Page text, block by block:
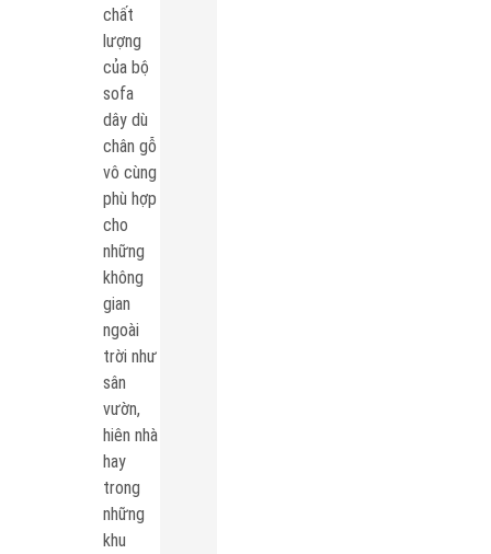
chất
lượng
của bộ
sofa
dây dù
chân gỗ
vô cùng
phù hợp
cho
những
không
gian
ngoài
trời như
sân
vườn,
hiên nhà
hay
trong
những
khu